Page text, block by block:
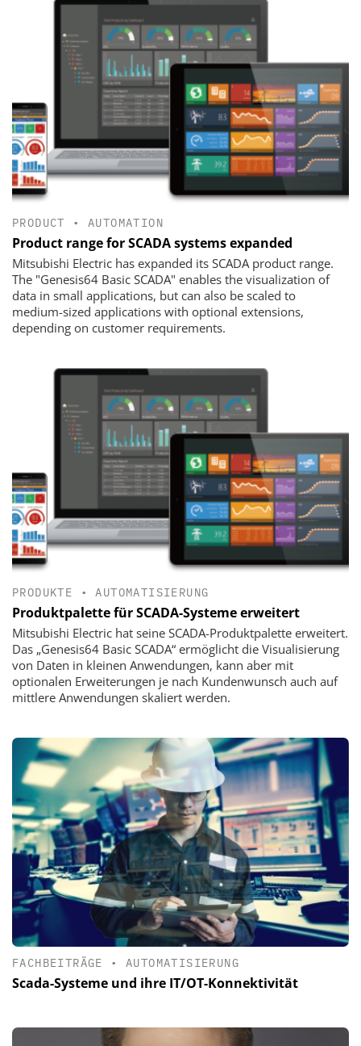
PRODUCT •AUTOMATION
Product range for SCADA systems expanded
Mitsubishi Electric has expanded its SCADA product range.
The "Genesis64 Basic SCADA" enables the visualization of
data in small applications, but can also be scaled to
medium-sized applications with optional extensions,
depending on customer requirements.
PRODUKTE •AUTOMATISIERUNG
Produktpalette für SCADA-Systeme erweitert
Mitsubishi Electric hat seine SCADA-Produktpalette erweitert.
Das „Genesis64 Basic SCADA“ ermöglicht die Visualisierung
von Daten in kleinen Anwendungen, kann aber mit
optionalen Erweiterungen je nach Kundenwunsch auch auf
mittlere Anwendungen skaliert werden.
FACHBEITRÄGE •AUTOMATISIERUNG
Scada-Systeme und ihre IT/OT-Konnektivität